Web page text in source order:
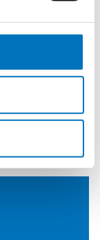
NBR
2
Harmaa